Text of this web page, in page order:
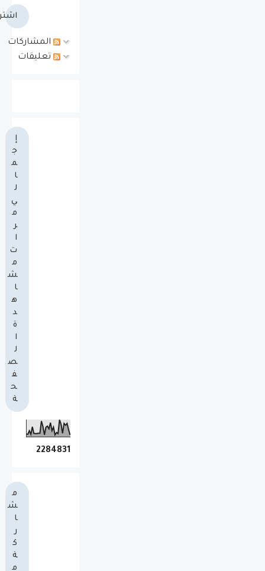
المشاركات
تعليقات
إ
ج
م
ا
ل
ي
م
ر
ا
ت
م
ش
ا
ه
د
ة
ا
ل
ص
ف
ح
ة
2284831
م
ش
ا
ر
ك
ة
م